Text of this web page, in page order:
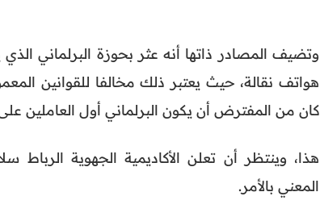
وتضيف المصادر ذاتها أنه عثر بحوزة البرلماني
هواتف نقالة، حيث يعتبر ذلك مخالفا للقوانين
كان من المفترض أن يكون البرلماني أول العاملين
هذا، وينتظر أن تعلن الأكاديمية الجهوية
المعني بالأمر.